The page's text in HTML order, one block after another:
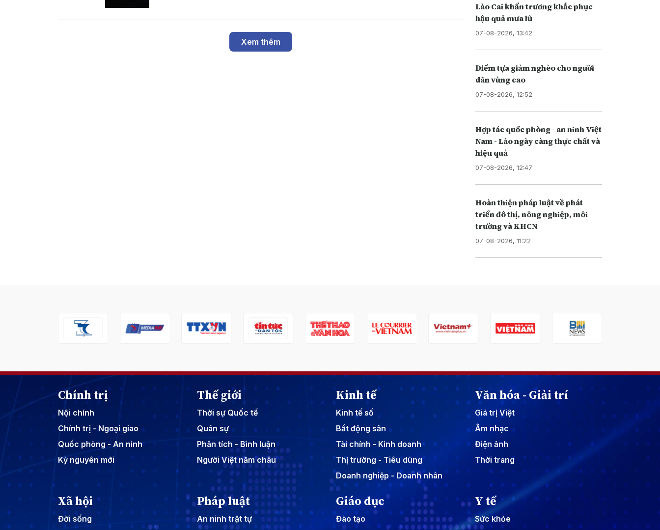
Xem thêm
Lào Cai khẩn trương khắc phục
hậu quả mưa lũ
07-08-2026, 13:42
Điểm tựa giảm nghèo cho người
dân vùng cao
07-08-2026, 12:52
Hợp tác quốc phòng - an ninh Việt
Nam - Lào ngày càng thực chất và
hiệu quả
07-08-2026, 12:47
Hoàn thiện pháp luật về phát
triển đô thị, nông nghiệp, môi
trường và KHCN
07-08-2026, 11:22
Chính trị
Nội chính
Chính trị - Ngoại giao
Quốc phòng - An ninh
Kỷ nguyên mới
Thế giới
Thời sự Quốc tế
Quân sự
Phân tích - Bình luận
Người Việt năm châu
Kinh tế
Kinh tế số
Bất động sản
Tài chính - Kinh doanh
Thị trường - Tiêu dùng
Doanh nghiệp - Doanh nhân
Văn hóa - Giải trí
Giá trị Việt
Âm nhạc
Điện ảnh
Thời trang
Xã hội
Đời sống
Pháp luật
An ninh trật tự
Giáo dục
Đào tạo
Y tế
Sức khỏe